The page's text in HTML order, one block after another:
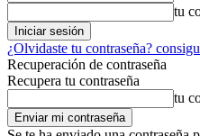
tu
¿Olvidaste tu contraseña?
Recuperación de contraseña
Recupera tu contraseña
tu